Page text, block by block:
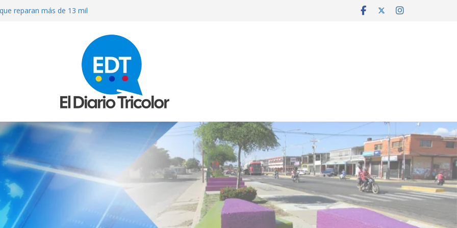
reparan más de 13 mil
a que atienda las necesidades
MEDICINAS EN FARMACIAS DE
DE MEDICAMENTOS
AL QUE INVADIERON LA CASA